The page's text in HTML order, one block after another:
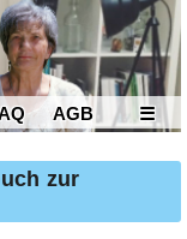
AGB ☰
zur